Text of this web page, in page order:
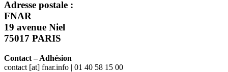
Adresse postale :
FNAR
19 avenue Niel
75017 PARIS
Contact – Adhésion
contact [at] fnar.info | 01 40 58 15 00